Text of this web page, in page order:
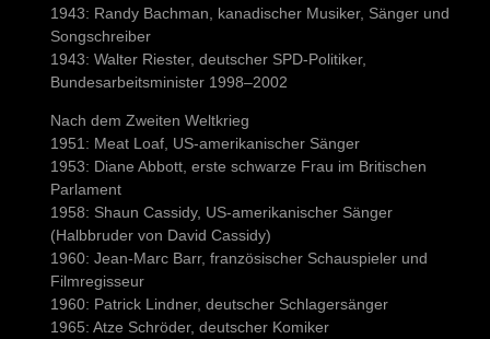
1943: Randy Bachman, kanadischer Musiker, Sänger und
Songschreiber
1943: Walter Riester, deutscher SPD-Politiker,
Bundesarbeitsminister 1998–2002
Nach dem Zweiten Weltkrieg
1951: Meat Loaf, US-amerikanischer Sänger
1953: Diane Abbott, erste schwarze Frau im Britischen
Parlament
1958: Shaun Cassidy, US-amerikanischer Sänger
(Halbbruder von David Cassidy)
1960: Jean-Marc Barr, französischer Schauspieler und
Filmregisseur
1960: Patrick Lindner, deutscher Schlagersänger
1965: Atze Schröder, deutscher Komiker